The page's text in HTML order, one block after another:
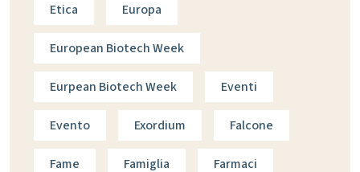
Etica Europa
European Biotech Week
Eurpean Biotech Week Eventi
Evento Exordium Falcone
Fame Famiglia Farmaci